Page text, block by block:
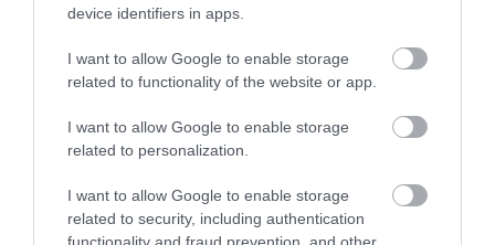
device identifiers in apps.
I want to allow Google to enable storage
related to functionality of the website or app.
I want to allow Google to enable storage
related to personalization.
I want to allow Google to enable storage
related to security, including authentication
Ne maradjon le a legfrissebb hírekről, kövessen
bennünket az EGRI ÜGYEK Google Hírek oldalán!
VISSZA A FŐOLDALRA